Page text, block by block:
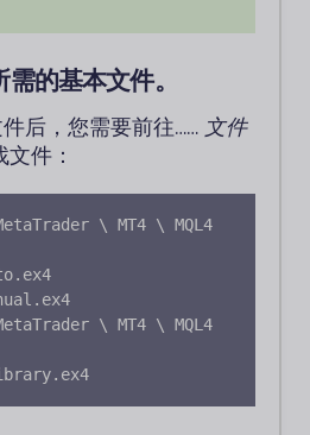
的基本文件。
后，您需要前往…… 文件
件：
\ MT4 \ MQL4
\ MT4 \ MQL4